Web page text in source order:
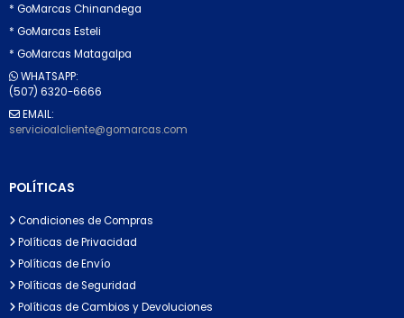
* GoMarcas Chinandega
* GoMarcas Esteli
* GoMarcas Matagalpa
WHATSAPP:
(507) 6320-6666
EMAIL:
servicioalcliente@gomarcas.com
POLÍTICAS
Condiciones de Compras
Políticas de Privacidad
Políticas de Envío
Políticas de Seguridad
Políticas de Cambios y Devoluciones